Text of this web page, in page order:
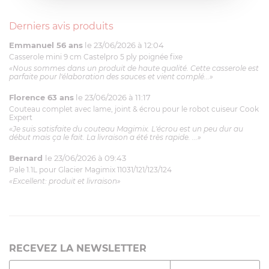
Derniers avis produits
Emmanuel 56 ans le 23/06/2026 à 12:04
Casserole mini 9 cm Castelpro 5 ply poignée fixe
«Nous sommes dans un produit de haute qualité. Cette casserole est
parfaite pour l'élaboration des sauces et vient complé...»
Florence 63 ans le 23/06/2026 à 11:17
Couteau complet avec lame, joint & écrou pour le robot cuiseur Cook
Expert
«Je suis satisfaite du couteau Magimix. L'écrou est un peu dur au
début mais ça le fait. La livraison a été très rapide. ...»
Bernard le 23/06/2026 à 09:43
Pale 1.1L pour Glacier Magimix 11031/121/123/124
«Excellent: produit et livraison»
RECEVEZ LA NEWSLETTER